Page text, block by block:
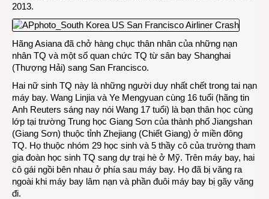
2013.
Hãng Asiana đã chở hàng chục thân nhân của những nạn
nhân TQ và một số quan chức TQ từ sân bay Shanghai
(Thượng Hải) sang San Francisco.
Hai nữ sinh TQ này là những người duy nhất chết trong tai nạn
máy bay. Wang Linjia và Ye Mengyuan cùng 16 tuổi (hãng tin
Anh Reuters sáng nay nói Wang 17 tuổi) là bạn thân học cùng
lớp tại trường Trung học Giang Sơn của thành phố Jiangshan
(Giang Sơn) thuộc tỉnh Zhejiang (Chiết Giang) ở miền đông
TQ. Họ thuộc nhóm 29 học sinh và 5 thầy cô của trường tham
gia đoàn học sinh TQ sang dự trại hè ở Mỹ. Trên máy bay, hai
cô gái ngồi bên nhau ở phía sau máy bay. Họ đã bị văng ra
ngoài khi máy bay lâm nạn và phần đuôi máy bay bị gãy văng
đi.